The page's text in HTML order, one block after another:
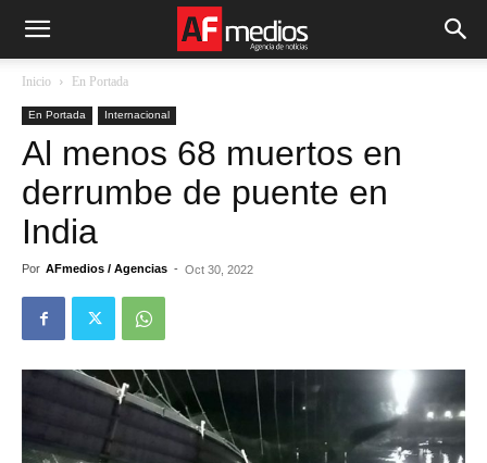
Inicio En Portada
En Portada Internacional
Al menos 68 muertos en
derrumbe de puente en
India
Por AFmedios / Agencias - Oct 30, 2022